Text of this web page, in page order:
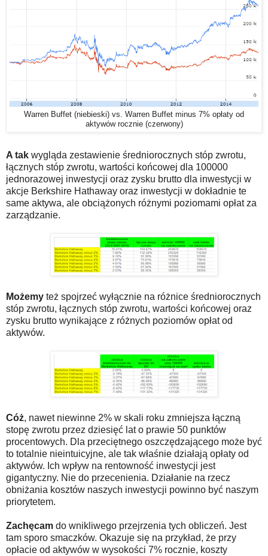
Warren Buffet (niebieski) vs. Warren Buffet minus 7% opłaty od
aktywów rocznie (czerwony)
A tak wygląda zestawienie średniorocznych stóp zwrotu,
łącznych stóp zwrotu, wartości końcowej dla 100000
jednorazowej inwestycji oraz zysku brutto dla inwestycji w
akcje Berkshire Hathaway oraz inwestycji w dokładnie te
same aktywa, ale obciążonych różnymi poziomami opłat za
zarządzanie.
Możemy też spojrzeć wyłącznie na różnice średniorocznych
stóp zwrotu, łącznych stóp zwrotu, wartości końcowej oraz
zysku brutto wynikające z różnych poziomów opłat od
aktywów.
Cóż, nawet niewinne 2% w skali roku zmniejsza łączną
stopę zwrotu przez dziesięć lat o prawie 50 punktów
procentowych. Dla przeciętnego oszczędzającego może być
to totalnie nieintuicyjne, ale tak właśnie działają opłaty od
aktywów. Ich wpływ na rentowność inwestycji jest
gigantyczny. Nie do przecenienia. Działanie na rzecz
obniżania kosztów naszych inwestycji powinno być naszym
priorytetem.
Zachęcam do wnikliwego przejrzenia tych obliczeń. Jest
tam sporo smaczków. Okazuje się na przykład, że przy
opłacie od aktywów w wysokości 7% rocznie, koszty